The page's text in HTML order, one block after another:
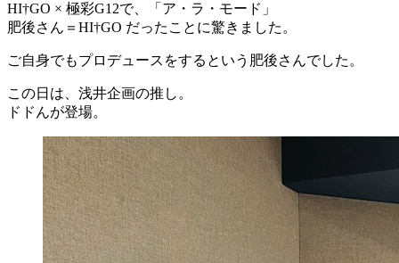
HI†GO × 極彩G12で、「ア・ラ・モード」
肥後さん＝HI†GO だったことに驚きました。
ご自身でもプロデュースをするという肥後さんでした。
この日は、浅井企画の推し。
ドドんが登場。